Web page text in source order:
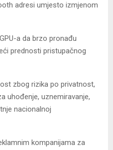
adresi umjesto izmjenom
a da brzo pronađu
prednosti pristupačnog
zbog rizika po privatnost,
uhođenje, uznemiravanje,
nacionalnoj
kompanijama za